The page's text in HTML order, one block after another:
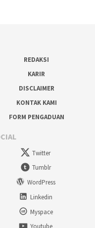
REDAKSI
KARIR
DISCLAIMER
KONTAK KAMI
FORM PENGADUAN
Twitter
Tumblr
WordPress
Linkedin
Myspace